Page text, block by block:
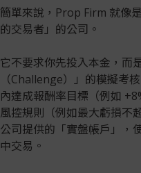
簡單來說，Prop Firm 就像
的交易者」的公司。
它不要求你先投入本金，而
（Challenge）」的模擬考
內達成報酬率目標（例如
風控規則（例如最大虧損不
公司提供的「實盤帳戶」，
中交易。